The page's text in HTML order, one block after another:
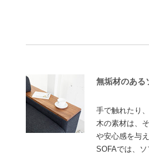
無垢材のある
手で触れたり
木の素材は、
や安心感を与
SOFAでは、